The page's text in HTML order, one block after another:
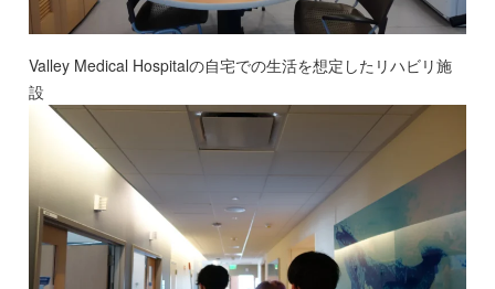
Valley Medical Hospitalの自宅での生活を想定したリハビリ施
設